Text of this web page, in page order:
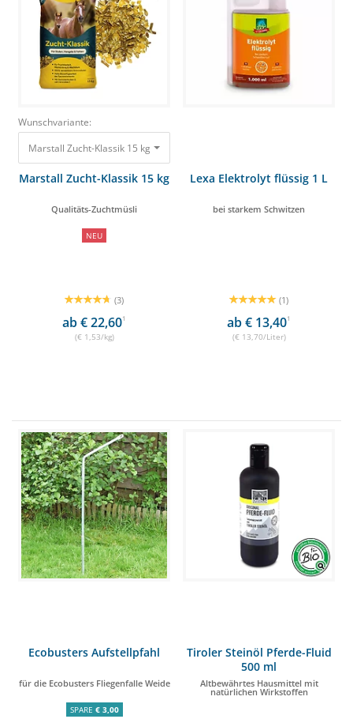
Wunschvariante:
Marstall Zucht-Klassik 15 kg Qualitäts-Zuchtmüsli 22,95 €
Marstall Zucht-Klassik 15 kg
Qualitäts-Zuchtmüsli
NEU
(3)
ab € 22,601
(€ 1,53/kg)
Lexa Elektrolyt flüssig 1 L
bei starkem Schwitzen
(1)
ab € 13,401
(€ 13,70/Liter)
Ecobusters Aufstellpfahl
für die Ecobusters Fliegenfalle Weide
SPARE € 3,00
Tiroler Steinöl Pferde-Fluid
500 ml
Altbewährtes Hausmittel mit
natürlichen Wirkstoffen